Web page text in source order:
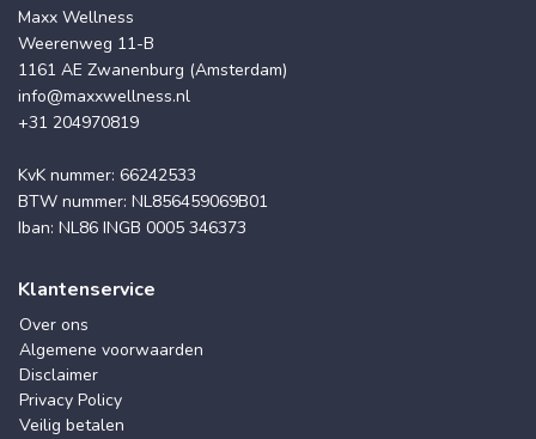
Maxx Wellness
Weerenweg 11-B
1161 AE Zwanenburg (Amsterdam)
info@maxxwellness.nl
+31 204970819
KvK nummer: 66242533
BTW nummer: NL856459069B01
Iban: NL86 INGB 0005 346373
Klantenservice
Over ons
Algemene voorwaarden
Disclaimer
Privacy Policy
Veilig betalen